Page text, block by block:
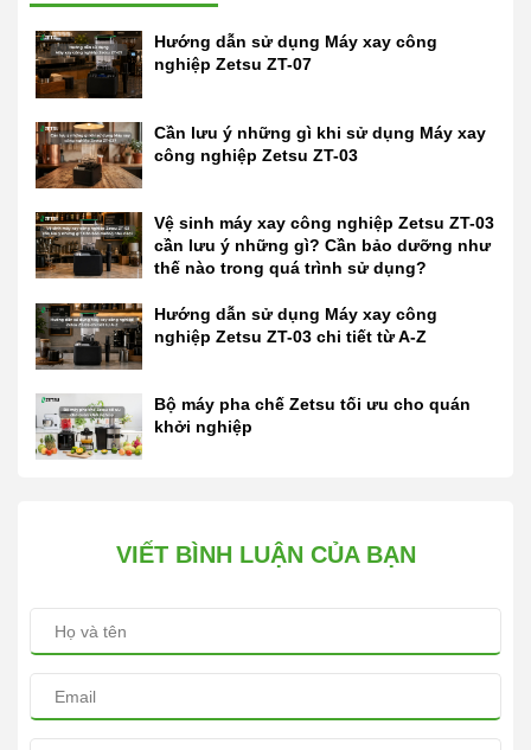
Hướng dẫn sử dụng Máy xay công
nghiệp Zetsu ZT-07
Cần lưu ý những gì khi sử dụng Máy xay
công nghiệp Zetsu ZT-03
Vệ sinh máy xay công nghiệp Zetsu ZT-03
cần lưu ý những gì? Cần bảo dưỡng như
thế nào trong quá trình sử dụng?
Hướng dẫn sử dụng Máy xay công
nghiệp Zetsu ZT-03 chi tiết từ A-Z
Bộ máy pha chế Zetsu tối ưu cho quán
khởi nghiệp
VIẾT BÌNH LUẬN CỦA BẠN